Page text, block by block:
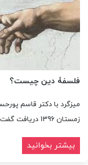
فلسفۀ دین چیست؟
میزگرد با دکتر قاسم
زمستان 1396 دریافت گفت‌وگو ...
بیشتر بخوانید